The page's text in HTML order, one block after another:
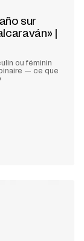
sur
|
ou féminin
— ce que